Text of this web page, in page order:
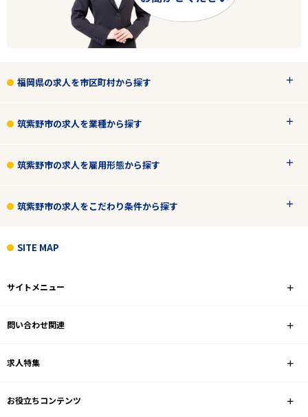
福岡県の求人を市区町村から探す
筑紫野市の求人を業種から探す
筑紫野市の求人を雇用形態から探す
筑紫野市の求人をこだわり条件から探す
SITE MAP
サイトメニュー
問い合わせ関連
求人特集
お役立ちコンテンツ